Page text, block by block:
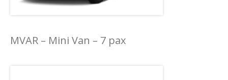
MVAR – Mini Van – 7 pax